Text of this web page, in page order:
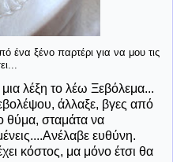
ένα ξένο παρτέρι για να μου τις
λέξη το λέω Ξεβόλεμα...
άλλαξε, βγες από
θύμα, σταμάτα να
ευθύνη.
κόστος, μα μόνο έτσι θα